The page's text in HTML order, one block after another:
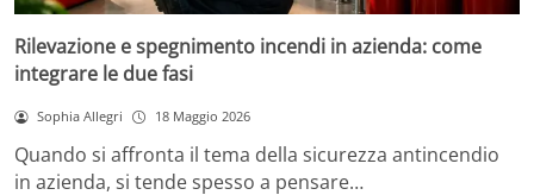
Rilevazione e spegnimento incendi in azienda: come
integrare le due fasi
Sophia Allegri 18 Maggio 2026
Quando si affronta il tema della sicurezza antincendio
in azienda, si tende spesso a pensare…